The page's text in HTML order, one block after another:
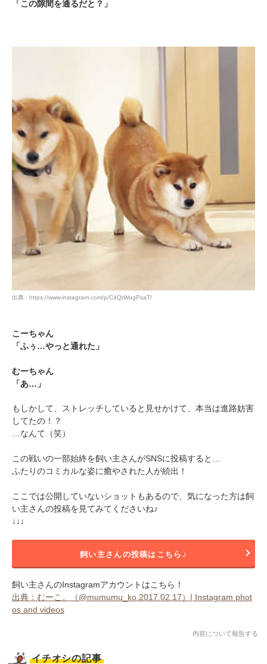
「この隙間を通るだと？」
出典 : https://www.instagram.com/p/C4QrWugPxaT/
こーちゃん
「ふぅ…やっと通れた」
むーちゃん
「あ…」
もしかして、ストレッチしていると見せかけて、本当は進路妨害
してたの！？
…なんて（笑）
この戦いの一部始終を飼い主さんがSNSに投稿すると…
ふたりのコミカルな姿に癒やされた人が続出！
ここでは公開していないショットもあるので、気になった方は飼
い主さんの投稿を見てみてくださいね♪
↓↓↓
飼い主さんの投稿はこちら♪
飼い主さんのInstagramアカウントはこちら！
出典：むーこ。（@mumumu_ko.2017.02.17）| Instagram phot
os and videos
内容について報告する
イチオシの記事